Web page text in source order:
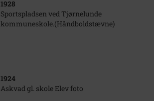
1928
Sportspladsen ved Tjørnelunde
kommuneskole.(Håndboldstævne)
1924
Askvad gl. skole Elev foto